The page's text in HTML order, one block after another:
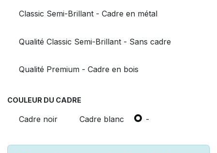
Classic Semi-Brillant - Cadre en métal
Qualité Classic Semi-Brillant - Sans cadre
Qualité Premium - Cadre en bois
COULEUR DU CADRE
Cadre noir Cadre blanc -